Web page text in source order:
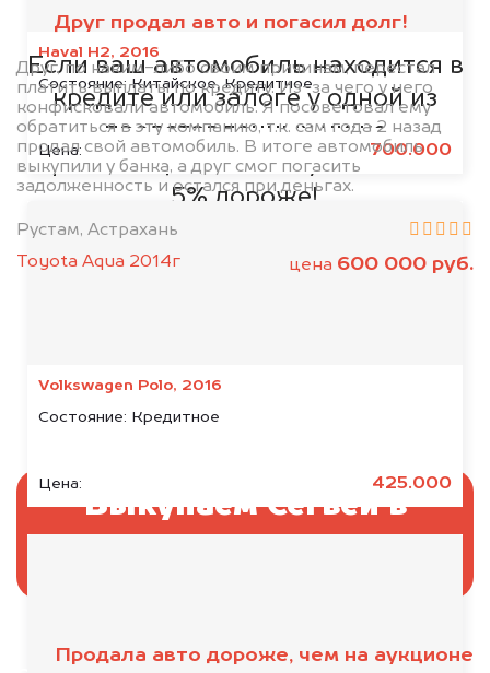
Haval H2, 2016
Состояние:Китайское, Кредитное
Цена: 700.000
Volkswagen Polo, 2016
Состояние: Кредитное
Цена: 425.000
Друг продал авто и погасил долг!
Друг, по каким-либо своим причинам, перестал
платить выплаты по кредиту. Из-за чего у него
конфисковали автомобиль. Я посоветовал ему
обратиться в эту компанию, т.к. сам года 2 назад
продал свой автомобиль. В итоге автомобиль
выкупили у банка, а друг смог погасить
задолженность и остался при деньгах.
Рустам, Астрахань
Toyota Aqua 2014г
цена 600 000 руб.
Продала авто дороже, чем на аукционе
банками
Если ваш автомобиль находится в
кредите или залоге у одной из
представленных ниже
организаций, то мы купим его на
5% дороже!
Выкупаем Сегвей в